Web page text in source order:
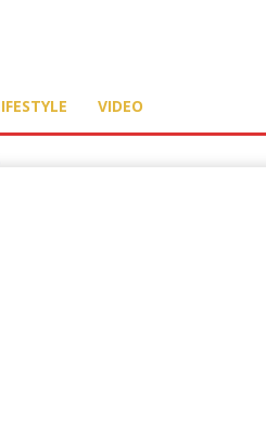
VIDEO